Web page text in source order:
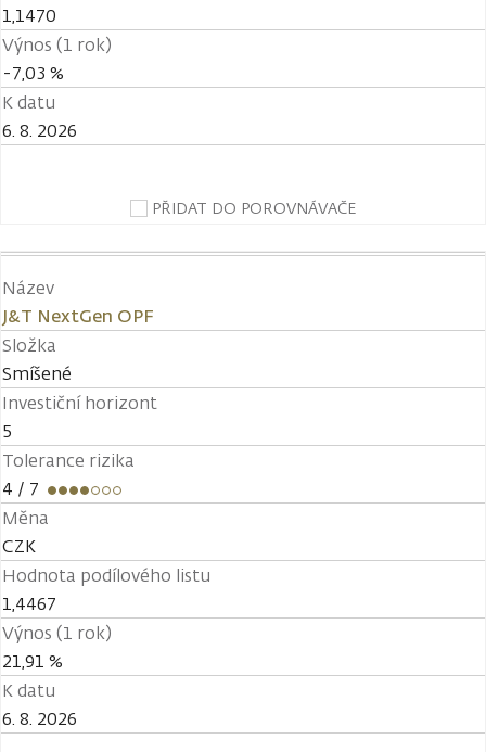
1,1470
Výnos (1 rok)
-7,03 %
K datu
6. 8. 2026
PŘIDAT DO POROVNÁVAČE
Název
J&T NextGen OPF
Složka
Smíšené
Investiční horizont
5
Tolerance rizika
4 / 7
Měna
CZK
Hodnota podílového listu
1,4467
Výnos (1 rok)
21,91 %
K datu
6. 8. 2026